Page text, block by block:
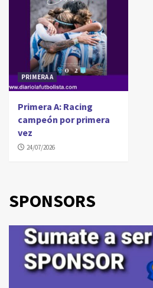
PRIMERA A
Primera A: Racing
campeón por primera
vez
24/07/2026
SPONSORS